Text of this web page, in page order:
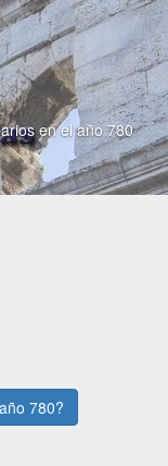
en el año 780
780?